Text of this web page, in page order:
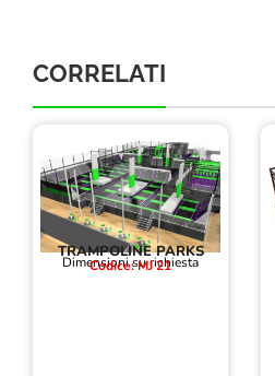
CORRELATI
TRAMPOLINE PARKS
Dimensioni su richiesta
Codice: MJ 21